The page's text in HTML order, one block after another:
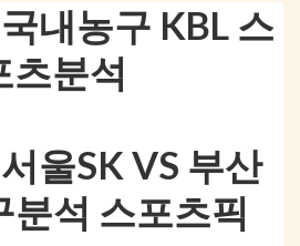
내농구 KBL 스
츠분석
울SK VS 부산
분석 스포츠픽